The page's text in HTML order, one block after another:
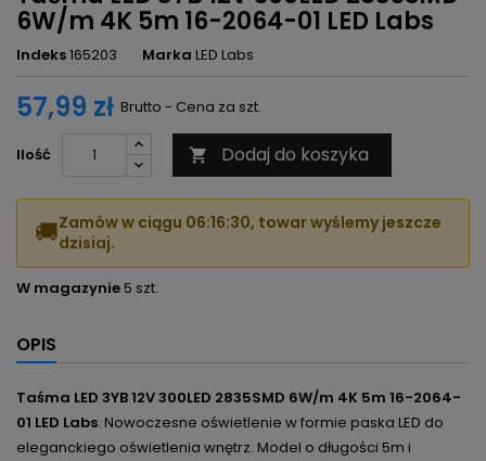
6W/m 4K 5m 16-2064-01 LED Labs
Indeks165203 Marka LED Labs
57,99 zł Brutto - Cena za szt.
Ilość  Dodaj do koszyka
🚚Zamów w ciągu 06:16:29, towar wyślemy jeszcze
dzisiaj.
W magazynie5 szt.
OPIS
Taśma LED 3YB 12V 300LED 2835SMD 6W/m 4K 5m 16-2064-
01 LED Labs. Nowoczesne oświetlenie w formie paska LED do
eleganckiego oświetlenia wnętrz. Model o długości 5m i